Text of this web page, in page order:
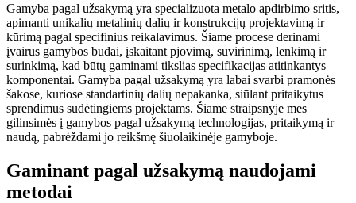
Gamyba pagal užsakymą yra specializuota metalo apdirbimo sritis,
apimanti unikalių metalinių dalių ir konstrukcijų projektavimą ir
kūrimą pagal specifinius reikalavimus. Šiame procese derinami
įvairūs gamybos būdai, įskaitant pjovimą, suvirinimą, lenkimą ir
surinkimą, kad būtų gaminami tikslias specifikacijas atitinkantys
komponentai. Gamyba pagal užsakymą yra labai svarbi pramonės
šakose, kuriose standartinių dalių nepakanka, siūlant pritaikytus
sprendimus sudėtingiems projektams. Šiame straipsnyje mes
gilinsimės į gamybos pagal užsakymą technologijas, pritaikymą ir
naudą, pabrėždami jo reikšmę šiuolaikinėje gamyboje.
Gaminant pagal užsakymą naudojami
metodai